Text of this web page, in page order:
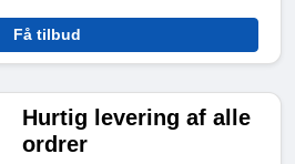
Få tilbud
Hurtig levering af alle
ordrer